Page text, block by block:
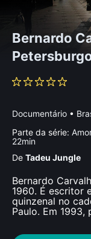
Bernardo
Documentário •
Parte da série:
22min
De Tadeu Jungle
Bernardo
1960. É escritor
quinzenal no
Paulo. Em